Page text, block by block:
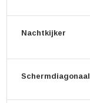
Nachtkijker
Schermdiagonaal